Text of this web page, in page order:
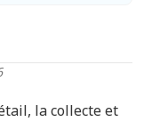
la collecte et